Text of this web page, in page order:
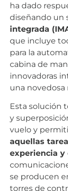
ha dado
diseñando un
integrada
que incluye
para la
cabina de
innovadoras
una novedosa
Esta solución
y
vuelo y
aquellas
experiencia y
se producen
torres de